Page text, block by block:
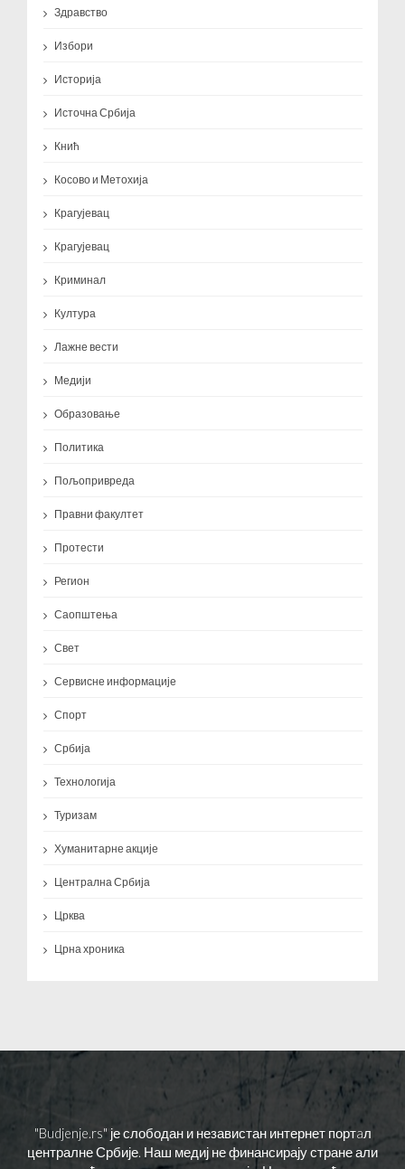
Здравство
Избори
Историја
Источна Србија
Кнић
Косово и Метохија
Крагујевац
Крагујевац
Криминал
Култура
Лажне вести
Медији
Образовање
Политика
Пољопривреда
Правни факултет
Протести
Регион
Саопштења
Свет
Сервисне информације
Спорт
Србија
Технологија
Туризам
Хуманитарне акције
Централна Србија
Црква
Црна хроника
"Budjenje.rs" је слободан и независтан интернет портaл
централне Србије. Наш медиј не финансирају стране али